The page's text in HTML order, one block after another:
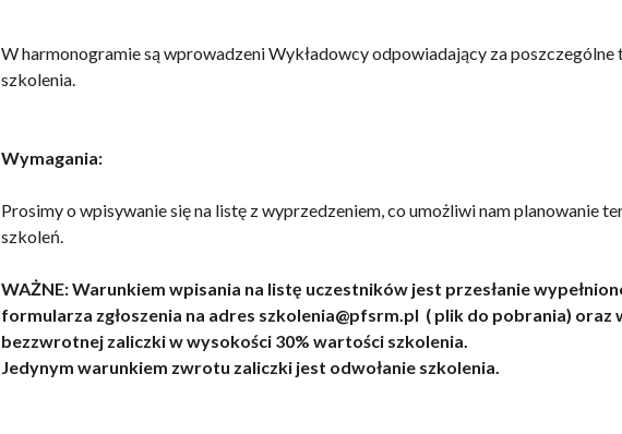
W harmonogramie są wprowadzeni Wykładowcy odpowiadający za poszczególne
szkolenia.
Wymagania:
Prosimy o wpisywanie się na listę z wyprzedzeniem, co umożliwi nam planowanie
szkoleń.
WAŻNE: Warunkiem wpisania na listę uczestników jest przesłanie
formularza zgłoszenia na adres szkolenia@pfsrm.pl ( plik do pobrania) oraz
bezzwrotnej zaliczki w wysokości 30% wartości szkolenia.
Jedynym warunkiem zwrotu zaliczki jest odwołanie szkolenia.